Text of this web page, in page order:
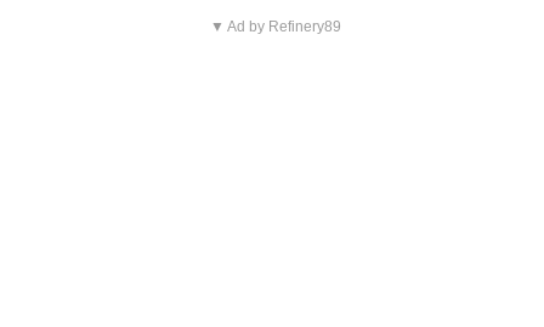
▼ Ad by Refinery89